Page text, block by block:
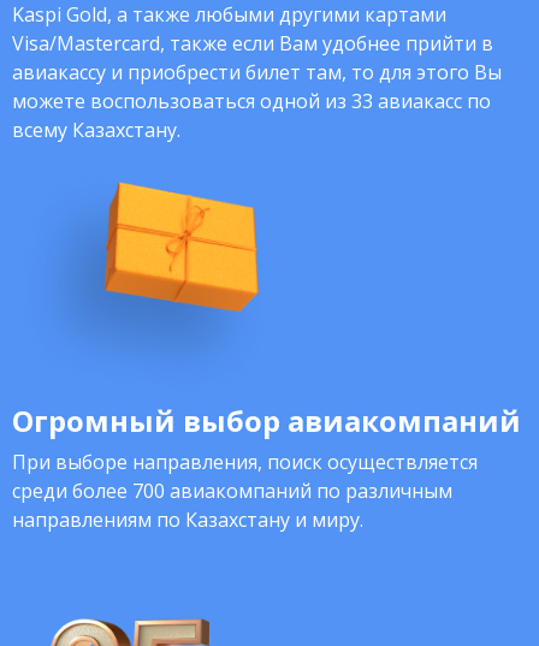
Kaspi Gold, а также любыми другими картами
Visa/Mastercard, также если Вам удобнее прийти в
авиакассу и приобрести билет там, то для этого Вы
можете воспользоваться одной из 33 авиакасс по
всему Казахстану.
Огромный выбор авиакомпаний
При выборе направления, поиск осуществляется
среди более 700 авиакомпаний по различным
направлениям по Казахстану и миру.